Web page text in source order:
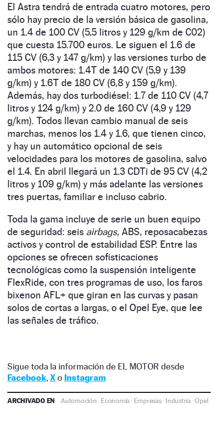
El Astra tendrá de entrada cuatro motores, pero
sólo hay precio de la versión básica de gasolina,
un 1.4 de 100 CV (5,5 litros y 129 g/km de C02)
que cuesta 15.700 euros. Le siguen el 1.6 de
115 CV (6,3 y 147 g/km) y las versiones turbo de
ambos motores: 1.4T de 140 CV (5,9 y 139
g/km) y 1.6T de 180 CV (6,8 y 159 g/km).
Además, hay dos turbodiésel: 1.7 de 110 CV (4,7
litros y 124 g/km) y 2.0 de 160 CV (4,9 y 129
g/km). Todos llevan cambio manual de seis
marchas, menos los 1.4 y 1.6, que tienen cinco,
y hay un automático opcional de seis
velocidades para los motores de gasolina, salvo
el 1.4. En abril llegará un 1.3 CDTi de 95 CV (4,2
litros y 109 g/km) y más adelante las versiones
tres puertas, familiar e incluso cabrio.
Toda la gama incluye de serie un buen equipo
de seguridad: seis airbags, ABS, reposacabezas
activos y control de estabilidad ESP. Entre las
opciones se ofrecen sofisticaciones
tecnológicas como la suspensión inteligente
FlexRide, con tres programas de uso, los faros
bixenon AFL+ que giran en las curvas y pasan
solos de cortas a largas, o el Opel Eye, que lee
las señales de tráfico.
Sigue toda la información de EL MOTOR desde
Facebook, Xo Instagram
ARCHIVADO EN Automoción · Economía · Empresas· Industria·Opel